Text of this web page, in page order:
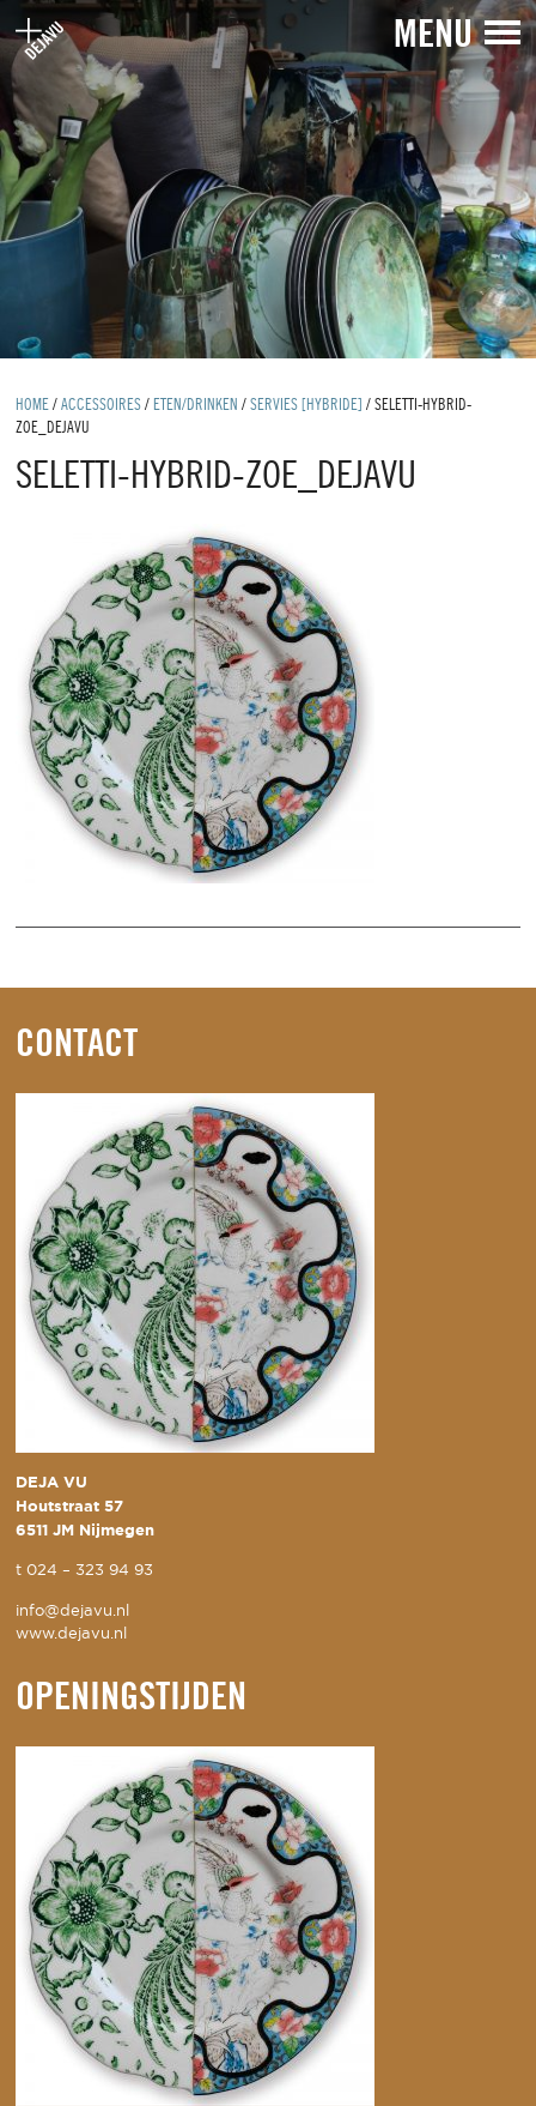
MENU
HOME /ACCESSOIRES / ETEN/DRINKEN /SERVIES [HYBRIDE] /SELETTI-HYBRID-
ZOE_DEJAVU
SELETTI-HYBRID-ZOE_DEJAVU
CONTACT
DEJA VU
Houtstraat 57
6511 JM Nijmegen
t024 – 323 94 93
info@dejavu.nl
www.dejavu.nl
OPENINGSTIJDEN